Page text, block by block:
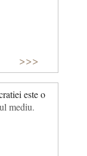
>>>
este o
mediu.